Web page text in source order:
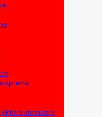
oprema
i monitore